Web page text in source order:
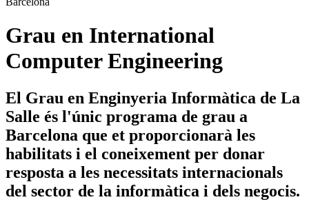
Grau en International
Computer Engineering
El Grau en Enginyeria Informàtica de La
Salle és l'únic programa de grau a
Barcelona que et proporcionarà les
habilitats i el coneixement per donar
resposta a les necessitats internacionals
del sector de la informàtica i dels negocis.